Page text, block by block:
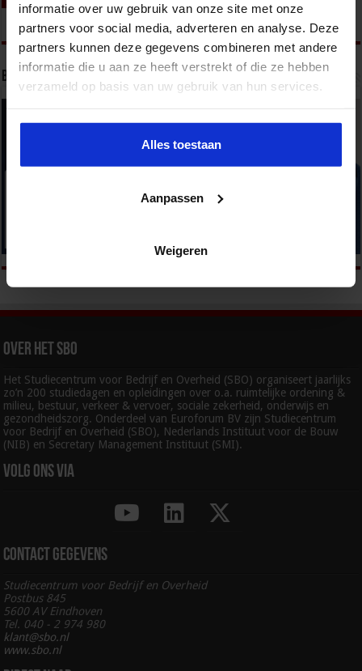
informatie over uw gebruik van onze site met onze
partners voor social media, adverteren en analyse. Deze
partners kunnen deze gegevens combineren met andere
informatie die u aan ze heeft verstrekt of die ze hebben
verzameld op basis van uw gebruik van hun services.
Alles toestaan
Aanpassen
Weigeren
Bekijk onze opleidingen
Over het SBO
Het Studiecentrum voor Bedrijf en Overheid (SBO) organiseert jaarlijks
zo’n 200 studiedagen en opleidingen over o.a. ruimtelijke ordening &
milieu, bestuur, verkeer & vervoer, sociale zekerheid, onderwijs en
gezondheidszorg. Onderdeel van Euroforum BV zijn Studiecentrum
voor Bedrijf en Overheid (SBO), Nederlands Instituut voor de Bouw
(NIB) en Secretary Management Instituut (SMI).
Volg ons via
Contact gegevens
Studiecentrum voor Bedrijf en Overheid
Postbus 845
5600 AV Eindhoven
Tel. 040 - 2 974 980
klant@sbo.nl
www.sbo.nl